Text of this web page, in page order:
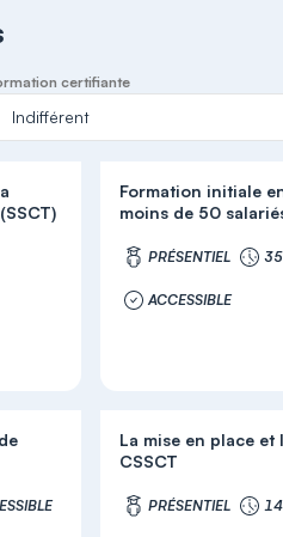
certifiante
Formation initiale
moins de 50
PRÉSENTIEL 35
ACCESSIBLE
La mise en place
CSSCT
PRÉSENTIEL 14